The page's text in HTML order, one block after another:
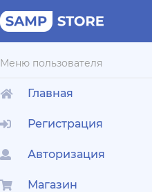
Меню пользователя
Главная
Регистрация
Авторизация
Магазин